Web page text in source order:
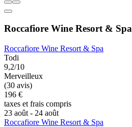
Roccafiore Wine Resort & Spa
Roccafiore Wine Resort & Spa
Todi
9,2/10
Merveilleux
(30 avis)
196 €
taxes et frais compris
23 août - 24 août
Roccafiore Wine Resort & Spa